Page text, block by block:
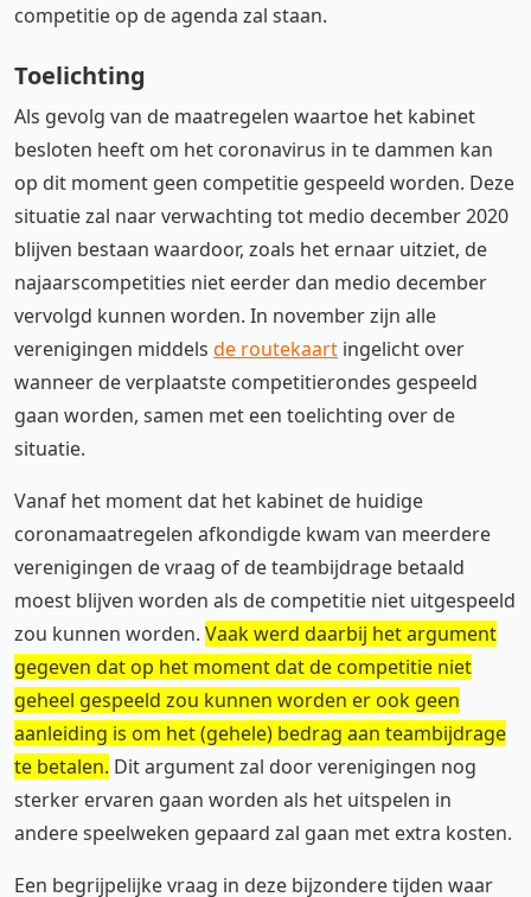
competitie op de agenda zal staan.
Toelichting
Als gevolg van de maatregelen waartoe het kabinet
besloten heeft om het coronavirus in te dammen kan
op dit moment geen competitie gespeeld worden. Deze
situatie zal naar verwachting tot medio december 2020
blijven bestaan waardoor, zoals het ernaar uitziet, de
najaarscompetities niet eerder dan medio december
vervolgd kunnen worden. In november zijn alle
verenigingen middels de routekaart ingelicht over
wanneer de verplaatste competitierondes gespeeld
gaan worden, samen met een toelichting over de
situatie.
Vanaf het moment dat het kabinet de huidige
coronamaatregelen afkondigde kwam van meerdere
verenigingen de vraag of de teambijdrage betaald
moest blijven worden als de competitie niet uitgespeeld
zou kunnen worden. Vaak werd daarbij het argument
gegeven dat op het moment dat de competitie niet
geheel gespeeld zou kunnen worden er ook geen
aanleiding is om het (gehele) bedrag aan teambijdrage
te betalen. Dit argument zal door verenigingen nog
sterker ervaren gaan worden als het uitspelen in
andere speelweken gepaard zal gaan met extra kosten.
Een begrijpelijke vraag in deze bijzondere tijden waar